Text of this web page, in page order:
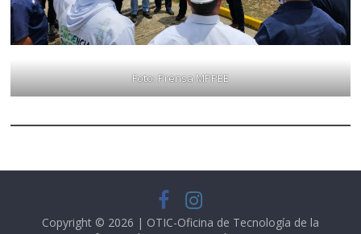
Foto: Prensa MPPEE
Copyright © 2026 | OTIC-Oficina de Tecnología de la